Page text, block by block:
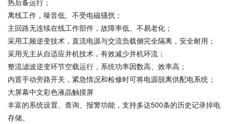
离线工作，噪音低、不受电磁骚扰；
主回路无连续在线工作部件，故障率低、不易老化；
采用工频逆变技术，直流电源与交流负载侧完全隔离，安全耐用；
采用无主从自适应并机技术，有效减少并机环流；
整流滤波逆变环节空载运行，系统功率因数高、效率高；
内置手动旁路开关，紧急情况和检修时可将电源脱离供配电系统；
大屏幕中文彩色液晶触摸屏
丰富的系统设置、查询、报警功能，支持多达500条的历史记录掉电
存储。